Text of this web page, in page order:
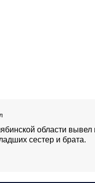
области вывел
сестер и брата.